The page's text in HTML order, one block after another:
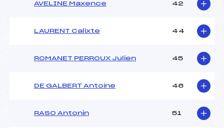
AVELINE Maxence 42
LAURENT Calixte 44
ROMANET PERROUX Julien 45
DE GALBERT Antoine 46
RASO Antonin 51